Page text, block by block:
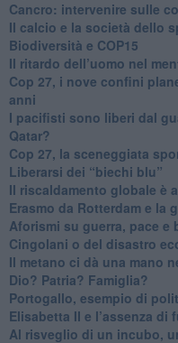
Cancro: intervenire sulle
​Il calcio e la società dello
Biodiversità e COP15
​Il ritardo dell’uomo nel
​Cop 27, i nove confini
anni
​I pacifisti sono liberi dal
Qatar?
​Cop 27, la sceneggiata
​Liberarsi dei “biechi blu”
Il riscaldamento globale è
​Erasmo da Rotterdam e la
​Aforismi su guerra, pace e
Cingolani o del disastro
​Il metano ci dà una mano
​Dio? Patria? Famiglia?
Portogallo, esempio di
​Elisabetta II e l’assenza di
Al risveglio di un incubo,